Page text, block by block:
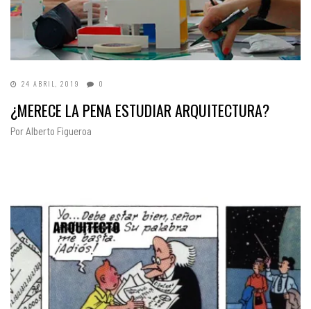
24 ABRIL, 2019 0
¿MERECE LA PENA ESTUDIAR ARQUITECTURA?
Por Alberto Figueroa